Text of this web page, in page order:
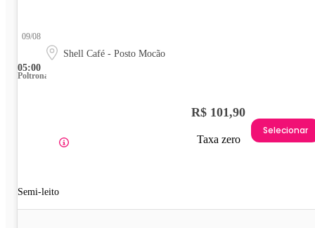
05:00
09/08
Shell Café - Posto Mocão
Poltrona
Semi-leito
R$ 101,90
Taxa zero
Selecionar